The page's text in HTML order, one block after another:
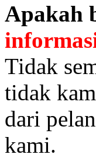
Apakah
Tidak
tidak
dari
kami.